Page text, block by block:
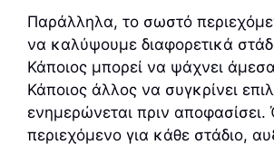
Παράλληλα, το σωστό
να καλύψουμε διαφορετικά
Κάποιος μπορεί να ψάχνει
Κάποιος άλλος να συγκρίνει
ενημερώνεται πριν
περιεχόμενο για κάθε στάδιο,